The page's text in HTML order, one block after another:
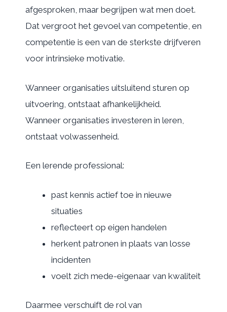
afgesproken, maar begrijpen wat men doet.
Dat vergroot het gevoel van competentie, en
competentie is een van de sterkste drijfveren
voor intrinsieke motivatie.
Wanneer organisaties uitsluitend sturen op
uitvoering, ontstaat afhankelijkheid.
Wanneer organisaties investeren in leren,
ontstaat volwassenheid.
Een lerende professional:
past kennis actief toe in nieuwe
situaties
reflecteert op eigen handelen
herkent patronen in plaats van losse
incidenten
voelt zich mede-eigenaar van kwaliteit
Daarmee verschuift de rol van